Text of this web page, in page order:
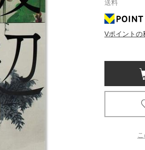
京都
京都
送料
Vポイントの